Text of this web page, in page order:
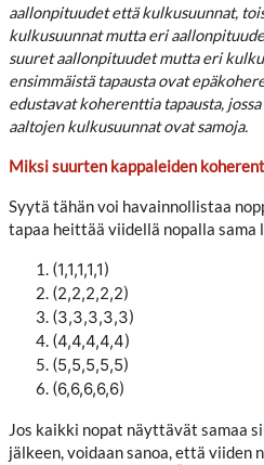
aallonpituudet että kulkusuunnat,
kulkusuunnat mutta eri
suuret aallonpituudet mutta eri
ensimmäistä tapausta ovat
edustavat koherenttia tapausta,
aaltojen kulkusuunnat ovat samoja.
Miksi suurten kappaleiden
Syytä tähän voi havainnollistaa
tapaa heittää viidellä nopalla sama
(1,1,1,1,1)
(2,2,2,2,2)
(3,3,3,3,3)
(4,4,4,4,4)
(5,5,5,5,5)
(6,6,6,6,6)
Jos kaikki nopat näyttävät samaa
jälkeen, voidaan sanoa, että viiden